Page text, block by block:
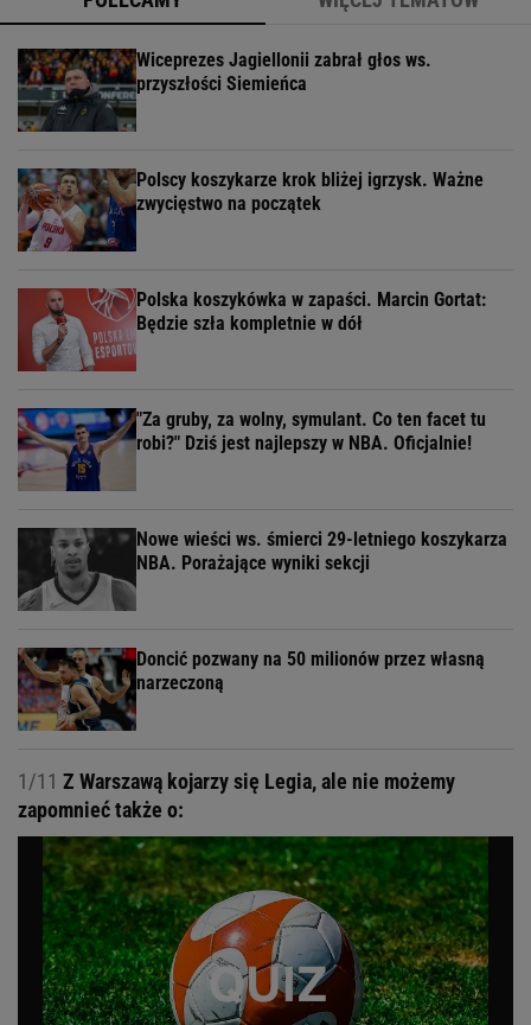
Wiceprezes Jagiellonii zabrał głos ws.
przyszłości Siemieńca
Polscy koszykarze krok bliżej igrzysk. Ważne
zwycięstwo na początek
Polska koszykówka w zapaści. Marcin Gortat:
Będzie szła kompletnie w dół
"Za gruby, za wolny, symulant. Co ten facet tu
robi?" Dziś jest najlepszy w NBA. Oficjalnie!
Nowe wieści ws. śmierci 29-letniego koszykarza
NBA. Porażające wyniki sekcji
Doncić pozwany na 50 milionów przez własną
narzeczoną
1/11 Z Warszawą kojarzy się Legia, ale nie możemy
zapomnieć także o: